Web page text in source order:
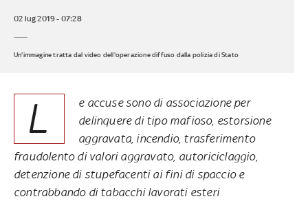
02 lug 2019 - 07:28
Un'immagine tratta dal video dell'operazione diffuso dalla polizia di Stato
L
e accuse sono di associazione per
delinquere di tipo mafioso, estorsione
aggravata, incendio, trasferimento
fraudolento di valori aggravato, autoriciclaggio,
detenzione di stupefacenti ai fini di spaccio e
contrabbando di tabacchi lavorati esteri